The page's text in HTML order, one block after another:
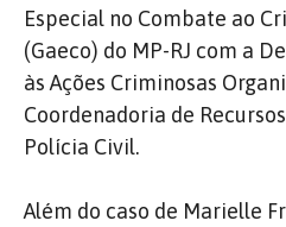
Especial no Combate ao
(Gaeco) do MP-RJ com a
às Ações Criminosas
Coordenadoria de
Polícia Civil.
Além do caso de Marielle